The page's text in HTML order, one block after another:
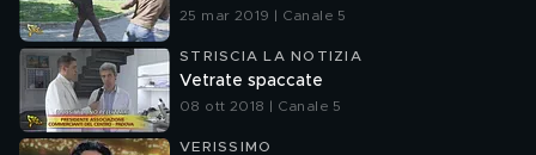
25 mar 2019 | Canale 5
STRISCIA LA NOTIZIA
Vetrate spaccate
08 ott 2018 | Canale 5
VERISSIMO